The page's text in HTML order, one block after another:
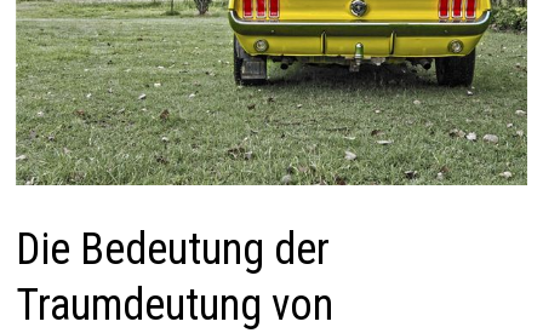
Die Bedeutung der
Traumdeutung von